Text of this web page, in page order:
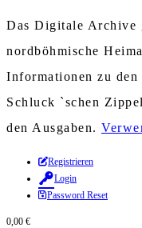
Das Digitale Archive
nordböhmische
Informationen zu den
Schluck `schen
den Ausgaben.
Zum
Inhalt
springen
Registrieren
Login
Password Reset
0,00 €